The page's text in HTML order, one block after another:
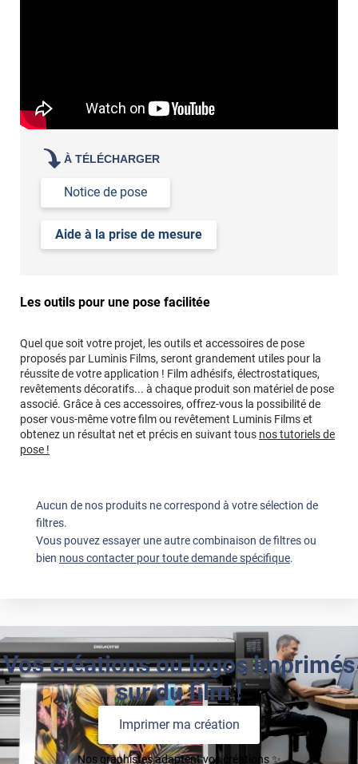
demander des échantillons gratuits
À TÉLÉCHARGER
Notice de pose
Aide à la prise de mesure
Les outils pour une pose facilitée
Quel que soit votre projet, les outils et accessoires de pose
proposés par Luminis Films, seront grandement utiles pour la
réussite de votre application ! Film adhésifs, électrostatiques,
revêtements décoratifs... à chaque produit son matériel de pose
associé. Grâce à ces accessoires, offrez-vous la possibilité de
poser vous-même votre film ou revêtement Luminis Films et
obtenez un résultat net et précis en suivant tous nos tutoriels de
pose !
Aucun de nos produits ne correspond à votre sélection de
filtres.
Vous pouvez essayer une autre combinaison de filtres ou
bien nous contacter pour toute demande spécifique.
Vos créations ou logos imprimés
sur du film !
Imprimer ma création
Nos graphistes adaptent vos créations ✨